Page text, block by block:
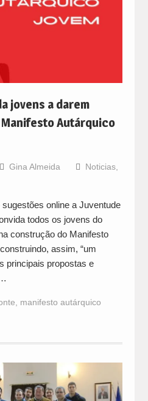
jovens a darem
Autárquico
Gina Almeida Noticias,
online a Juventude
todos os jovens do
construção do Manifesto
assim, “um
principais propostas e
manifesto autárquico